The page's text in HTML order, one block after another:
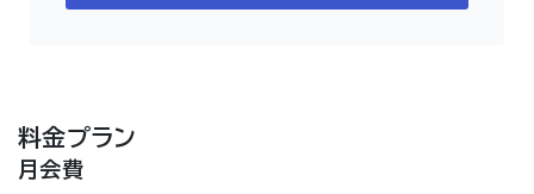
料金プラン
月会費